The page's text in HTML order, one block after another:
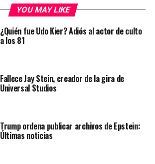
YOU MAY LIKE
¿Quién fue Udo Kier? Adiós al actor de culto
a los 81
Fallece Jay Stein, creador de la gira de
Universal Studios
Trump ordena publicar archivos de Epstein:
Últimas noticias